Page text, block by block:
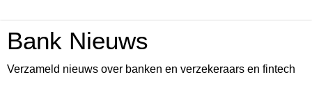
Bank Nieuws
Verzameld nieuws over banken en verzekeraars en fintech